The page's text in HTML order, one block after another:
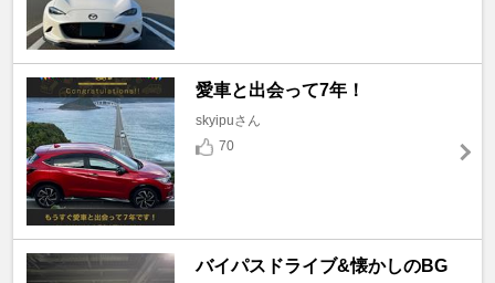
愛車と出会って7年！
skyipuさん
70
バイパスドライブ&懐かしのBG